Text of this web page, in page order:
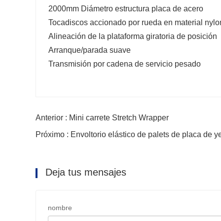
2000mm Diámetro estructura placa de acero
Tocadiscos accionado por rueda en material
Alineación de la plataforma giratoria de posición
Arranque/parada suave
Transmisión por cadena de servicio pesado
Anterior : Mini carrete Stretch Wrapper
Próximo : Envoltorio elástico de palets de placa de
Deja tus mensajes
nombre